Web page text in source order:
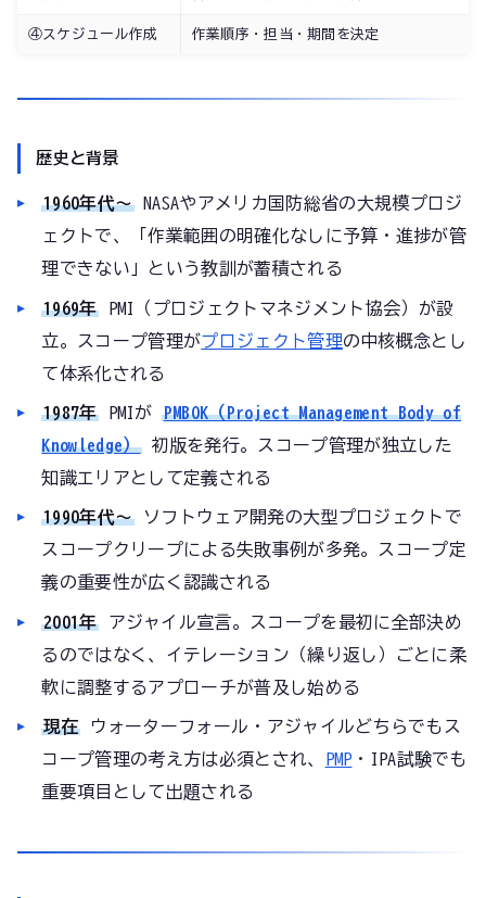
④スケジュール作成 作業順序・担当・期間を決定
歴史と背景
1960年代〜NASAやアメリカ国防総省の大規模プロジ
ェクトで、「作業範囲の明確化なしに予算・進捗が管
理できない」という教訓が蓄積される
1969年 PMI（プロジェクトマネジメント協会）が設
立。スコープ管理がプロジェクト管理の中核概念とし
て体系化される
1987年 PMIがPMBOK（Project Management Body of
Knowledge） 初版を発行。スコープ管理が独立した
知識エリアとして定義される
1990年代〜ソフトウェア開発の大型プロジェクトで
スコープクリープによる失敗事例が多発。スコープ定
義の重要性が広く認識される
2001年 アジャイル宣言。スコープを最初に全部決め
るのではなく、イテレーション（繰り返し）ごとに柔
軟に調整するアプローチが普及し始める
現在 ウォーターフォール・アジャイルどちらでもス
コープ管理の考え方は必須とされ、
PMP ・IPA試験でも
重要項目として出題される